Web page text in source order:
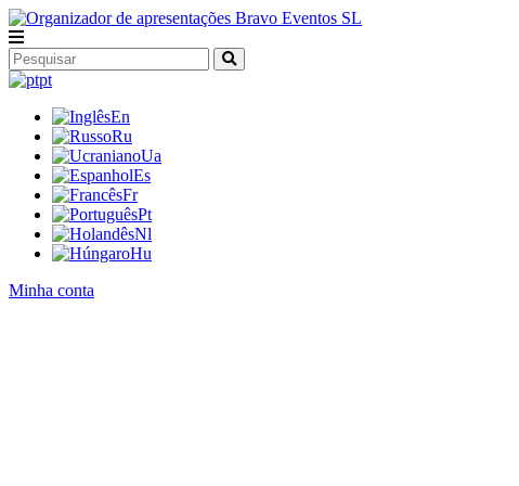
pt
En
Ru
Ua
Es
Fr
Pt
Nl
Hu
Minha conta